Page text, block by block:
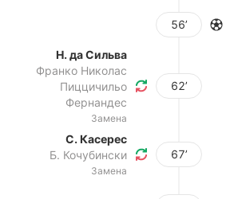
56’
Н. да Сильва
Франко Николас
Пиццичильо
Фернандес
Замена
62’
С. Касерес
Б. Кочубински
Замена
67’